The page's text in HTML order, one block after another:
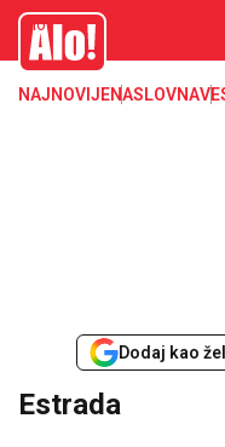
Estrada, poznati, VIP
Alo
NAJNOVIJENASLOVNA
Dodaj kao
Estrada